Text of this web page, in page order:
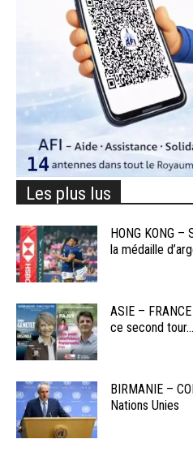
Les plus lus
HONG KONG
la médaille
ASIE –
ce second tour...
BIRMANIE –
Nations Unies